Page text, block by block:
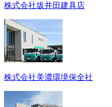
株式会社坂井田建具店
株式会社美濃環境保全社